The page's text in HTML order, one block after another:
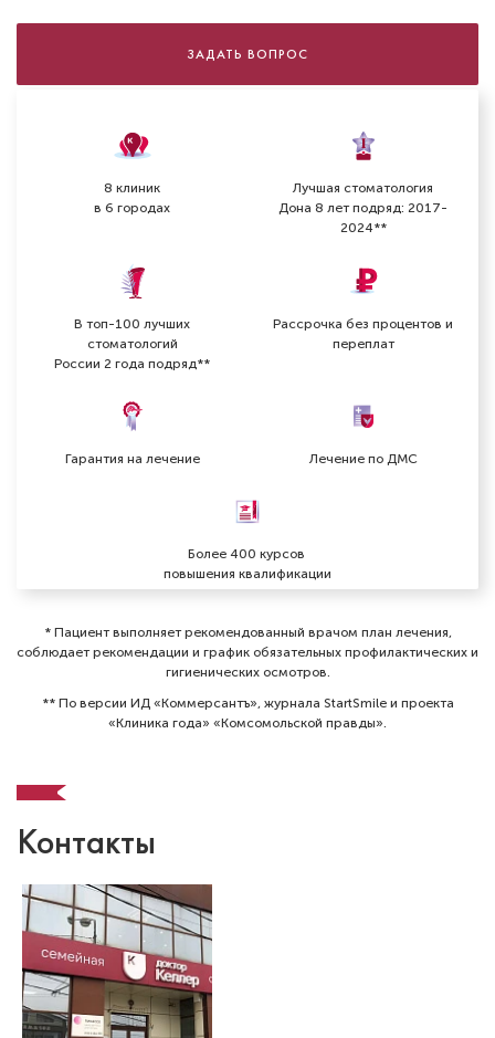
ЗАДАТЬ ВОПРОС
8 клиник
в 6 городах
Лучшая стоматология
Дона 8 лет подряд: 2017-
2024**
В топ-100 лучших
стоматологий
России 2 года подряд**
Рассрочка без процентов и
переплат
Гарантия на лечение Лечение по ДМС
Более 400 курсов
повышения квалификации
* Пациент выполняет рекомендованный врачом план лечения,
соблюдает рекомендации и график обязательных профилактических и
гигиенических осмотров⁠.
** По версии ИД «Коммерсантъ», журнала StartSmile и проекта
«Клиника года» «Комсомольской правды».
Контакты